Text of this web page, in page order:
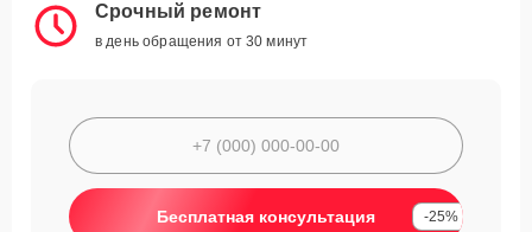
Срочный ремонт
в день обращения от 30 минут
Бесплатная консультация -25%